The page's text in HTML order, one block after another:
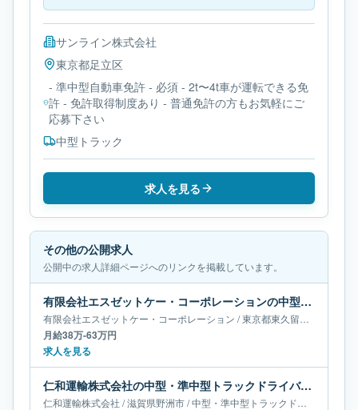
サンライン株式会社
東京都足立区
- 準中型自動車免許 - 必須 - 2t〜4t車が運転できる免
許 - 免許取得制度あり - 普通免許の方もお気軽にご
応募下さい
中型トラック
求人を見る
その他の公開求人
公開中の求人詳細ページへのリンクを掲載しています。
有限会社エスゼットケー・コーポレーションの中型・準中型トラックドライバー求人｜東京都東久留米市｜月給38万-63万円
有限会社エスゼットケー・コーポレーション /東京都東久留米市
月給38万-63万円
求人を見る
仁和運輸株式会社の中型・準中型トラックドライバー求人｜滋賀県野洲市｜月給50万-60万円
仁和運輸株式会社 /滋賀県野洲市/中型・準中型トラックドライバー